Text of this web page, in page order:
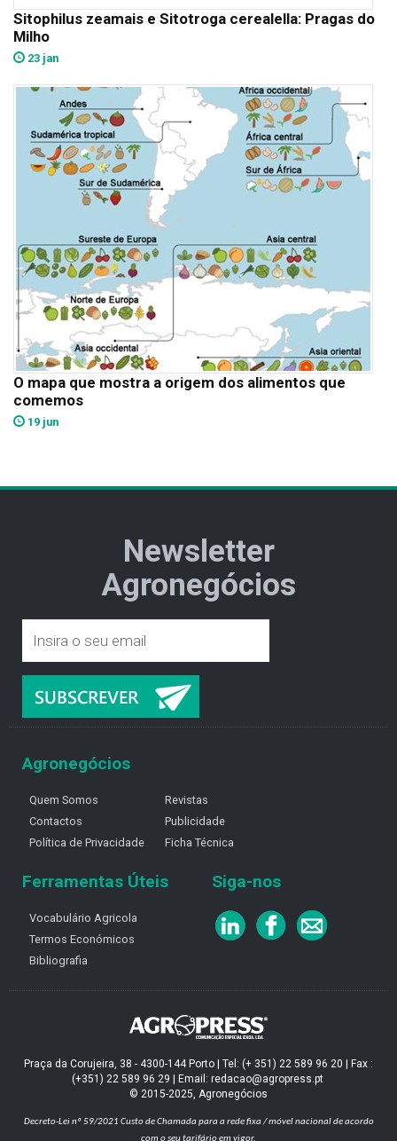
Sitophilus zeamais e Sitotroga cerealella: Pragas do
Milho
23 jan
O mapa que mostra a origem dos alimentos que
comemos
19 jun
Newsletter
Agronegócios
Agronegócios
Quem Somos
Contactos
Política de Privacidade
Revistas
Publicidade
Ficha Técnica
Ferramentas Úteis
Vocabulário Agricola
Termos Económicos
Bibliografia
Siga-nos
Praça da Corujeira, 38 - 4300-144 Porto | Tel: (+ 351) 22 589 96 20 | Fax :
(+351) 22 589 96 29 | Email: redacao@agropress.pt
© 2015-2025, Agronegócios
Decreto-Lei nº 59/2021 Custo de Chamada para a rede fixa / móvel nacional de acordo
com o seu tarifário em vigor.